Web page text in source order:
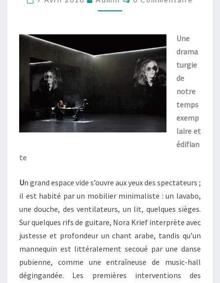
SARAH
COETZEE)
Une
drama
turgie
de
notre
temps
exemp
laire et
édifian
te
Un grand espace vide s’ouvre aux yeux des spectateurs ;
il est habité par un mobilier minimaliste : un lavabo,
une douche, des ventilateurs, un lit, quelques sièges.
Sur quelques rifs de guitare, Nora Krief interprète avec
justesse et profondeur un chant arabe, tandis qu’un
mannequin est littéralement secoué par une danse
pubienne, comme une entraîneuse de music-hall
dégingandée. Les premières interventions des